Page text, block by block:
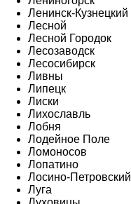
Ленинск-Кузнецкий
Лесной
Лесной Городок
Лесозаводск
Лесосибирск
Ливны
Липецк
Лиски
Лихославль
Лобня
Лодейное Поле
Ломоносов
Лопатино
Лосино-Петровский
Луга